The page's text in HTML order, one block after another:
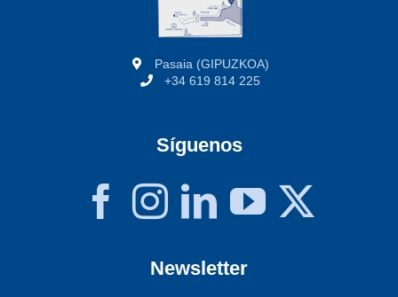
Pasaia (GIPUZKOA)
+34 619 814 225
Síguenos
Newsletter